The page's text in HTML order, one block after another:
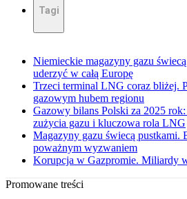
Tagi
Niemieckie magazyny gazu
uderzyć w całą Europę
Trzeci terminal LNG coraz bliżej.
gazowym hubem regionu
Gazowy bilans Polski za 2025
zużycia gazu i kluczowa rola LNG
Magazyny gazu świecą pustkami.
poważnym wyzwaniem
Korupcja w Gazpromie. Miliardy
Promowane treści